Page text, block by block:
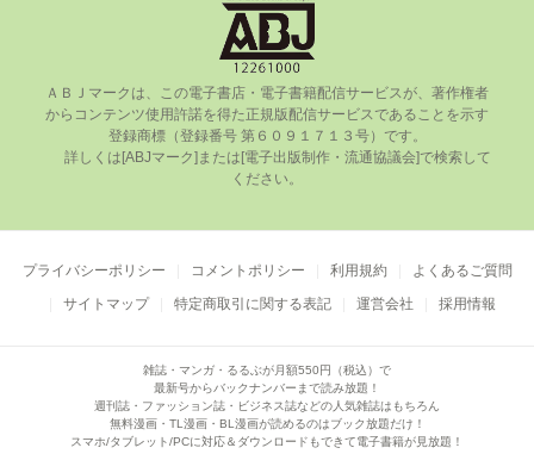
ＡＢＪマークは、この電⼦書店・電⼦書籍配信サービスが、著作権者
からコンテンツ使⽤許諾を得た正規版配信サービスであることを⽰す
登録商標（登録番号 第６０９１７１３号）です。
ください。
プライバシーポリシー コメントポリシー 利用規約
よくあるご質問
サイトマップ
特定商取引に関する表記 運営会社 採用情報
雑誌・マンガ・るるぶが月額550円（税込）で
最新号からバックナンバーまで読み放題！
週刊誌・ファッション誌・ビジネス誌などの人気雑誌はもちろん
無料漫画・TL漫画・BL漫画が読めるのはブック放題だけ！
スマホ/タブレット/PCに対応＆ダウンロードもできて電子書籍が見放題！